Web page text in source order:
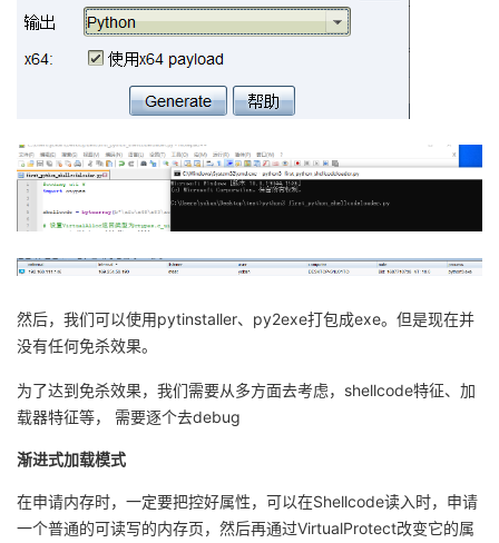
然后，我们可以使用pytinstaller、py2exe打包成exe。但是现在并
没有任何免杀效果。
为了达到免杀效果，我们需要从多方面去考虑，shellcode特征、加
载器特征等， 需要逐个去debug
渐进式加载模式
在申请内存时，一定要把控好属性，可以在Shellcode读入时，申请
一个普通的可读写的内存页，然后再通过VirtualProtect改变它的属